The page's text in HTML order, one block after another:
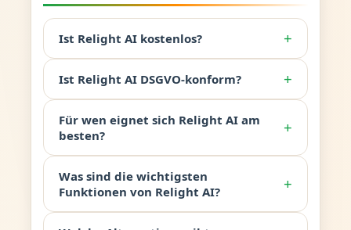
Ist Relight AI kostenlos? +
Ist Relight AI DSGVO-konform? +
Für wen eignet sich Relight AI am
besten?
+
Was sind die wichtigsten
Funktionen von Relight AI?
+